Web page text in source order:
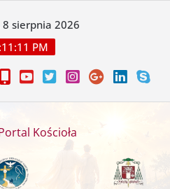
sierpnia 2026
PM
Kościoła